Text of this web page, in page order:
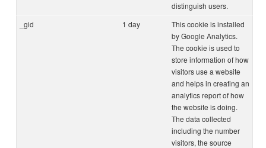
distinguish users.
_gid
1 day
This cookie is installed
by Google Analytics.
The cookie is used to
store information of how
visitors use a website
and helps in creating an
analytics report of how
the website is doing.
The data collected
including the number
visitors, the source